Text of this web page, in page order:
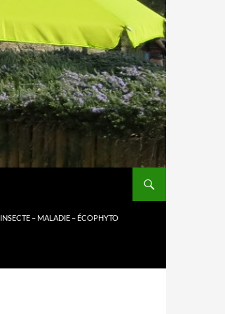
INSECTE – MALADIE – ÉCOPHYTO